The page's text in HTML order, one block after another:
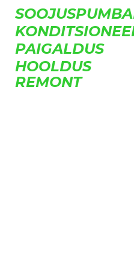
PAIGALDUS
HOOLDUS
REMONT